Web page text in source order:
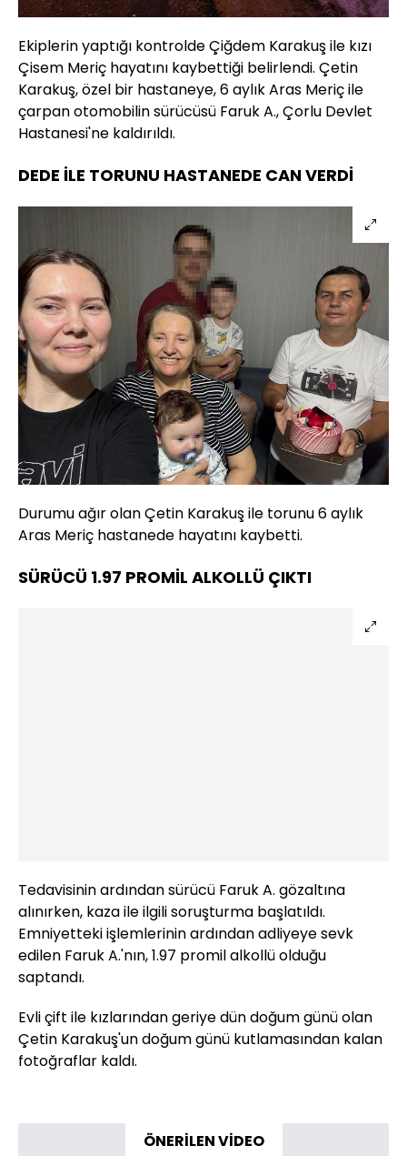
Ekiplerin yaptığı kontrolde Çiğdem Karakuş ile kızı
Çisem Meriç hayatını kaybettiği belirlendi. Çetin
Karakuş, özel bir hastaneye, 6 aylık Aras Meriç ile
çarpan otomobilin sürücüsü Faruk A., Çorlu Devlet
Hastanesi'ne kaldırıldı.
DEDE İLE TORUNU HASTANEDE CAN VERDİ
Durumu ağır olan Çetin Karakuş ile torunu 6 aylık
Aras Meriç hastanede hayatını kaybetti.
SÜRÜCÜ 1.97 PROMİL ALKOLLÜ ÇIKTI
Tedavisinin ardından sürücü Faruk A. gözaltına
alınırken, kaza ile ilgili soruşturma başlatıldı.
Emniyetteki işlemlerinin ardından adliyeye sevk
edilen Faruk A.'nın, 1.97 promil alkollü olduğu
saptandı.
Evli çift ile kızlarından geriye dün doğum günü olan
Çetin Karakuş'un doğum günü kutlamasından kalan
fotoğraflar kaldı.
ÖNERİLEN VİDEO